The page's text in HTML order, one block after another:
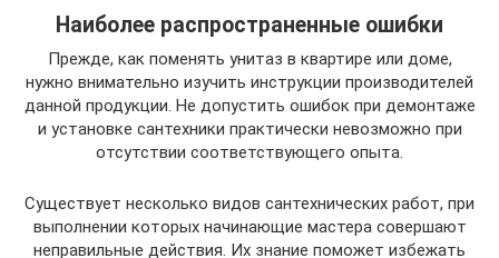
Наиболее распространенные ошибки
Прежде, как поменять унитаз в квартире или доме,
нужно внимательно изучить инструкции производителей
данной продукции. Не допустить ошибок при демонтаже
и установке сантехники практически невозможно при
отсутствии соответствующего опыта.
Существует несколько видов сантехнических работ, при
выполнении которых начинающие мастера совершают
неправильные действия. Их знание поможет избежать